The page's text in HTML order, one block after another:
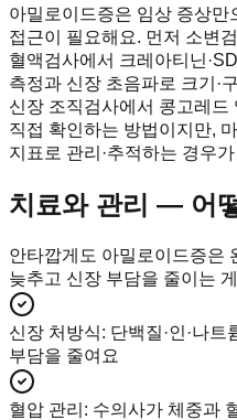
아밀로이드증은 임상 증상만
접근이 필요해요. 먼저 소변
혈액검사에서 크레아티닌
측정과 신장 초음파로 크기·
신장 조직검사에서 콩고레
직접 확인하는 방법이지만,
지표로 관리·추적하는 경우
치료와 관리 — 어
안타깝게도 아밀로이드증은
늦추고 신장 부담을 줄이는
신장 처방식: 단백질·인·나트
부담을 줄여요
혈압 관리 : 수의사가 체중과